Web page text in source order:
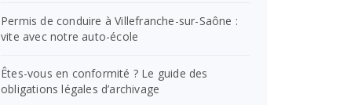
Permis de conduire à Villefranche-sur-Saône :
vite avec notre auto-école
Êtes-vous en conformité ? Le guide des
obligations légales d’archivage